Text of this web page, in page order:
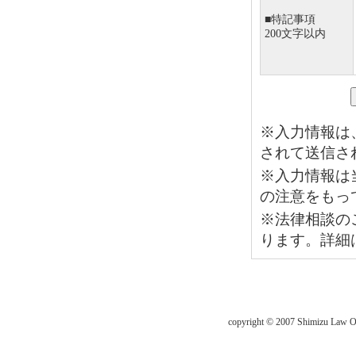
■特記事項
200文字以内
※入力情報は
されて送信さ
※入力情報は
の注意をもっ
※法律相談の
ります。詳細
copyright © 2007 Shimizu Law